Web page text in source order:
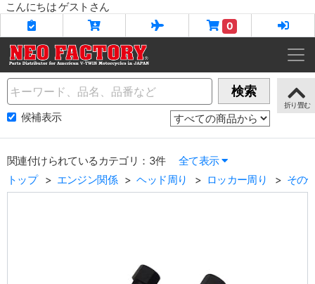
こんにちは ゲストさん
0
Name 検索
候補表示
関連付けられているカテゴリ：3件
全て表示
トップ
エンジン関係 ヘッド周り ロッカー周り その